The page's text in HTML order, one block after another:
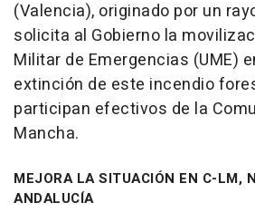
(Valencia), originado por un
solicita al Gobierno la
Militar de Emergencias (UME)
extinción de este incendio
participan efectivos de la
Mancha.
MEJORA LA SITUACIÓN EN C-LM,
ANDALUCÍA